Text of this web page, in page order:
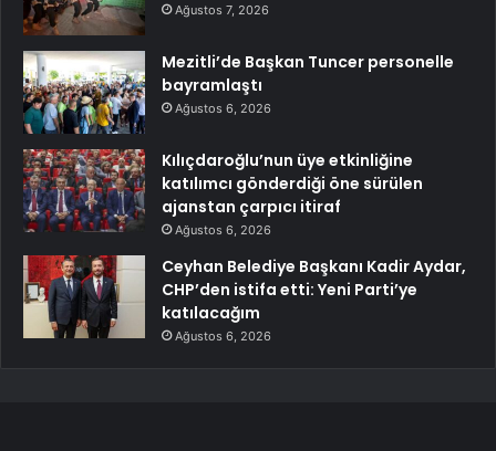
Ağustos 7, 2026
Mezitli’de Başkan Tuncer personelle
bayramlaştı
Ağustos 6, 2026
Kılıçdaroğlu’nun üye etkinliğine
katılımcı gönderdiği öne sürülen
ajanstan çarpıcı itiraf
Ağustos 6, 2026
Ceyhan Belediye Başkanı Kadir Aydar,
CHP’den istifa etti: Yeni Parti’ye
katılacağım
Ağustos 6, 2026